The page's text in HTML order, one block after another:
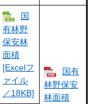
国
有林野
保安林
面積
[Excelフ
ァイル
／18KB]
国有
林野保安
林面積